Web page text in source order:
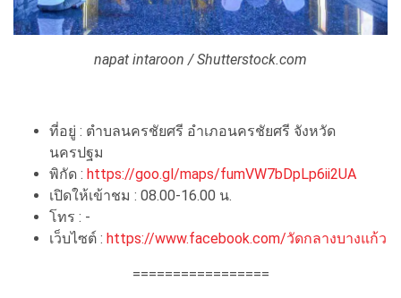
napat intaroon / Shutterstock.com
ที่อยู่ : ตำบลนครชัยศรี อำเภอนครชัยศรี จังหวัด
นครปฐม
พิกัด : https://goo.gl/maps/fumVW7bDpLp6ii2UA
เปิดให้เข้าชม : 08.00-16.00 น.
โทร : -
เว็บไซต์ : https://www.facebook.com/วัดกลางบางแก้ว
=================